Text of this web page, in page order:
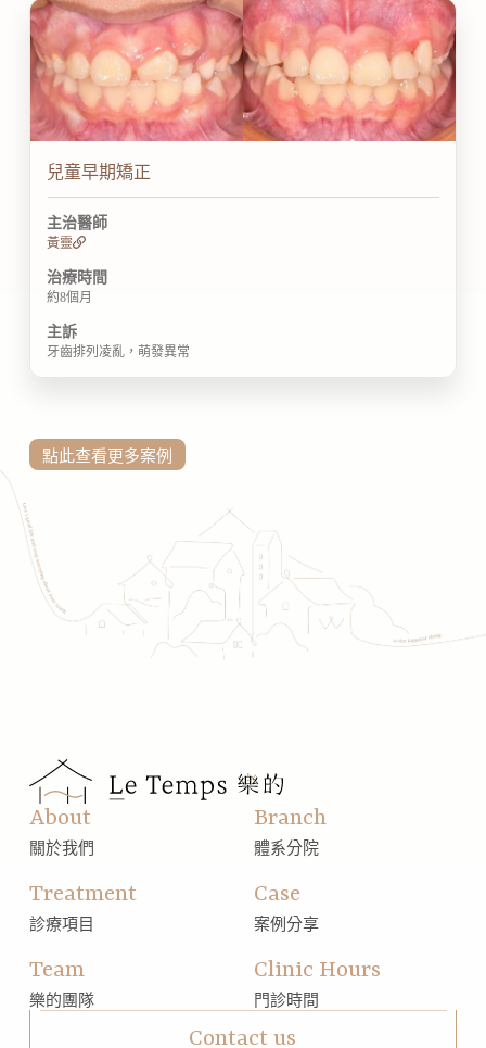
兒童早期矯正
主治醫師
黃靈
治療時間
約8個月
主訴
牙齒排列凌亂，萌發異常
點此查看更多案例
About
關於我們
Branch
體系分院
Treatment
診療項目
Case
案例分享
Team
樂的團隊
Clinic Hours
門診時間
Contact us